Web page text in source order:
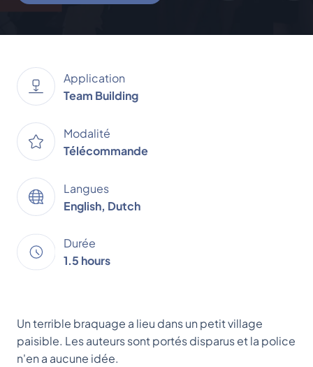
Application
Team Building
Modalité
Télécommande
Langues
English, Dutch
Durée
1.5 hours
Un terrible braquage a lieu dans un petit village
paisible. Les auteurs sont portés disparus et la police
n'en a aucune idée.